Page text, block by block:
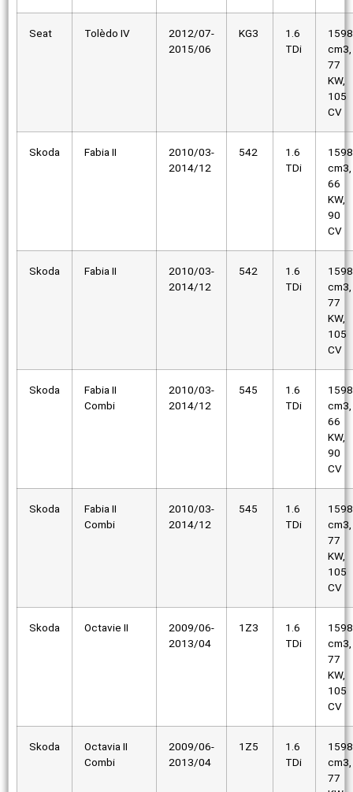
Seat Tolèdo IV
2012/07-
2015/06
KG3
1.6
TDi
1598
cm3,
77
KW,
105
CV
Skoda Fabia II
2010/03-
2014/12
542
1.6
TDi
1598
cm3,
66
KW,
90
CV
Skoda Fabia II
2010/03-
2014/12
542
1.6
TDi
1598
cm3,
77
KW,
105
CV
Skoda
Fabia II
Combi
2010/03-
2014/12
545
1.6
TDi
1598
cm3,
66
KW,
90
CV
Skoda
Fabia II
Combi
2010/03-
2014/12
545
1.6
TDi
1598
cm3,
77
KW,
105
CV
Skoda Octavie II
2009/06-
2013/04
1Z3
1.6
TDi
1598
cm3,
77
KW,
105
CV
Skoda
Octavia II
Combi
2009/06-
2013/04
1Z5
1.6
TDi
1598
cm3,
77